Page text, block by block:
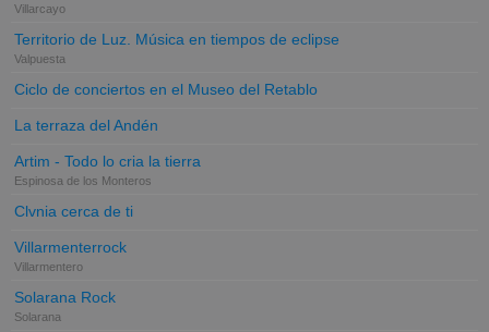
Villarcayo
Territorio de Luz. Música en tiempos de eclipse
Valpuesta
Ciclo de conciertos en el Museo del Retablo
La terraza del Andén
Artim - Todo lo cria la tierra
Espinosa de los Monteros
Clvnia cerca de ti
Villarmenterrock
Villarmentero
Solarana Rock
Solarana